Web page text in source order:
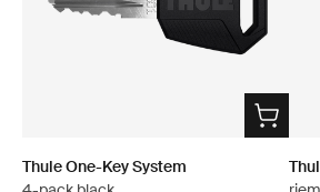
Thule One-Key System